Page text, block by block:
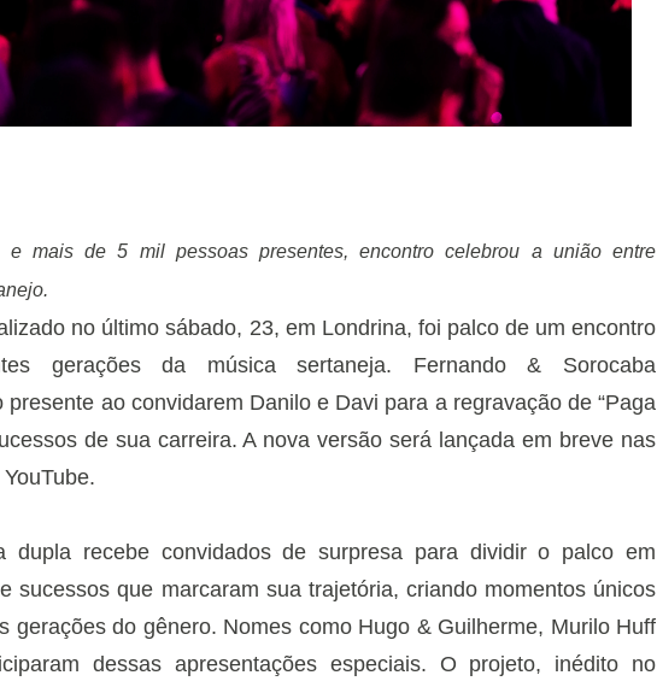
e mais de 5 mil pessoas presentes, encontro celebrou a união entre
no último sábado, 23, em Londrina, foi palco de um encontro
gerações da música sertaneja. Fernando & Sorocaba
ao convidarem Danilo e Davi para a regravação de “Paga
de sua carreira. A nova versão será lançada em breve nas
dupla recebe convidados de surpresa para dividir o palco em
sucessos que marcaram sua trajetória, criando momentos únicos
gerações do gênero. Nomes como Hugo & Guilherme, Murilo Huff
dessas apresentações especiais. O projeto, inédito no